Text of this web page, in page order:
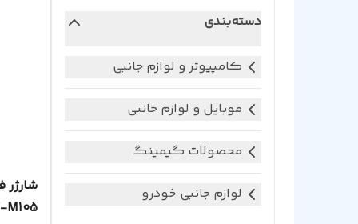
دسته‌بندی
کامپیوتر و لوازم جانبی
موبایل و لوازم جانبی
محصولات گیمینگ
لوازم جانبی خودرو
M105